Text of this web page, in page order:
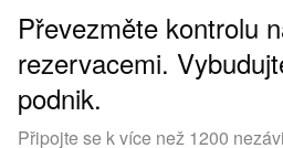
Převezměte kontrolu
rezervacemi.
podnik.
Připojte se k více než 1200